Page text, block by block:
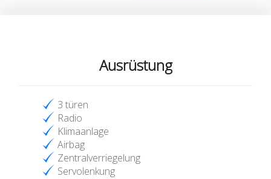
Ausrüstung
3 türen
Radio
Klimaanlage
Airbag
Zentralverriegelung
Servolenkung